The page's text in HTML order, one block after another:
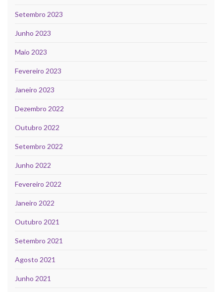
Setembro 2023
Junho 2023
Maio 2023
Fevereiro 2023
Janeiro 2023
Dezembro 2022
Outubro 2022
Setembro 2022
Junho 2022
Fevereiro 2022
Janeiro 2022
Outubro 2021
Setembro 2021
Agosto 2021
Junho 2021